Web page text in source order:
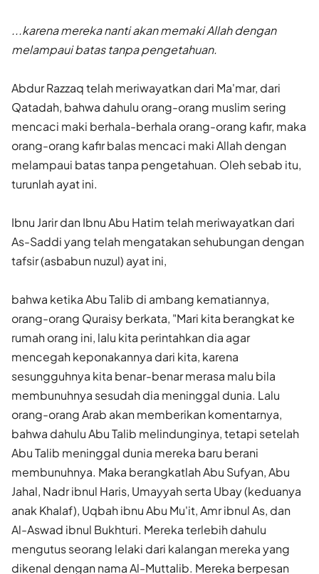
...karena mereka nanti akan memaki Allah dengan
melampaui batas tanpa pengetahuan.
Abdur Razzaq telah meriwayatkan dari Ma'mar, dari
Qatadah, bahwa dahulu orang-orang muslim sering
mencaci maki berhala-berhala orang-orang kafir, maka
orang-orang kafir balas mencaci maki Allah dengan
melampaui batas tanpa pengetahuan. Oleh sebab itu,
turunlah ayat ini.
Ibnu Jarir dan Ibnu Abu Hatim telah meriwayatkan dari
As-Saddi yang telah mengatakan sehubungan dengan
tafsir (asbabun nuzul) ayat ini,
bahwa ketika Abu Talib di ambang kematiannya,
orang-orang Quraisy berkata, "Mari kita berangkat ke
rumah orang ini, lalu kita perintahkan dia agar
mencegah keponakannya dari kita, karena
sesungguhnya kita benar-benar merasa malu bila
membunuhnya sesudah dia meninggal dunia. Lalu
orang-orang Arab akan memberikan komentarnya,
bahwa dahulu Abu Talib melindunginya, tetapi setelah
Abu Talib meninggal dunia mereka baru berani
membunuhnya. Maka berangkatlah Abu Sufyan, Abu
Jahal, Nadr ibnul Haris, Umayyah serta Ubay (keduanya
anak Khalaf), Uqbah ibnu Abu Mu'it, Amr ibnul As, dan
Al-Aswad ibnul Bukhturi. Mereka terlebih dahulu
mengutus seorang lelaki dari kalangan mereka yang
dikenal dengan nama Al-Muttalib. Mereka berpesan